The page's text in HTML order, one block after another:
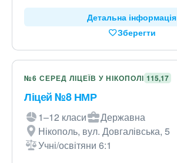
Детальна інформація
Зберегти
№6 СЕРЕД ЛІЦЕЇВ У НІКОПОЛІ 115,17
Ліцей №8 НМР
1–12 класи
Державна
Нікополь, вул. Довгалівська, 5
Учні/освітяни 6:1